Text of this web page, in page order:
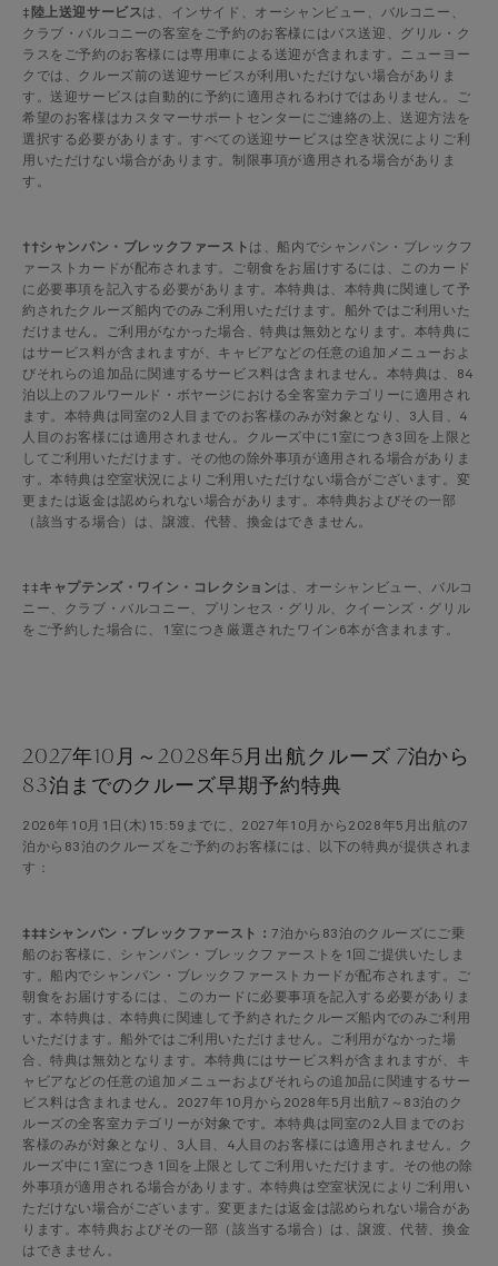
‡ 陸上送迎サービスは、インサイド、オーシャンビュー、バルコニー、
クラブ・バルコニーの客室をご予約のお客様にはバス送迎、グリル・ク
ラスをご予約のお客様には専用車による送迎が含まれます。ニューヨー
クでは、クルーズ前の送迎サービスが利用いただけない場合がありま
す。送迎サービスは自動的に予約に適用されるわけではありません。ご
希望のお客様はカスタマーサポートセンターにご連絡の上、送迎方法を
選択する必要があります。すべての送迎サービスは空き状況によりご利
用いただけない場合があります。制限事項が適用される場合がありま
す。
††シャンパン・ブレックファースト は、船内でシャンパン・ブレックフ
ァーストカードが配布されます。ご朝食をお届けするには、このカード
に必要事項を記入する必要があります。本特典は、本特典に関連して予
約されたクルーズ船内でのみご利用いただけます。船外ではご利用いた
だけません。ご利用がなかった場合、特典は無効となります。本特典に
はサービス料が含まれますが、キャビアなどの任意の追加メニューおよ
びそれらの追加品に関連するサービス料は含まれません。本特典は、84
泊以上のフルワールド・ボヤージにおける全客室カテゴリーに適用され
ます。本特典は同室の2人目までのお客様のみが対象となり、3人目、4
人目のお客様には適用されません。クルーズ中に1室につき3回を上限と
してご利用いただけます。その他の除外事項が適用される場合がありま
す。本特典は空室状況によりご利用いただけない場合がございます。変
更または返金は認められない場合があります。本特典およびその一部
（該当する場合）は、譲渡、代替、換金はできません。
‡‡キャプテンズ・ワイン・コレクションは、オーシャンビュー、バルコ
ニー、クラブ・バルコニー、プリンセス・グリル、クイーンズ・グリル
をご予約した場合に、1室につき厳選されたワイン6本が含まれます。
2027年10月～2028年5月出航クルーズ 7泊から
83泊までのクルーズ早期予約特典
2026年10月1日(木)15:59までに、2027年10月から2028年5月出航の7
泊から83泊のクルーズをご予約のお客様には、以下の特典が提供されま
す：
‡‡‡シャンパン・ブレックファースト： 7泊から83泊のクルーズにご乗
船のお客様に、シャンパン・ブレックファーストを1回ご提供いたしま
す。船内でシャンパン・ブレックファーストカードが配布されます。ご
朝食をお届けするには、このカードに必要事項を記入する必要がありま
す。本特典は、本特典に関連して予約されたクルーズ船内でのみご利用
いただけます。船外ではご利用いただけません。ご利用がなかった場
合、特典は無効となります。本特典にはサービス料が含まれますが、キ
ャビアなどの任意の追加メニューおよびそれらの追加品に関連するサー
ビス料は含まれません。2027年10月から2028年5月出航7～83泊のク
ルーズの全客室カテゴリーが対象です。本特典は同室の2人目までのお
客様のみが対象となり、3人目、4人目のお客様には適用されません。ク
ルーズ中に1室につき1回を上限としてご利用いただけます。その他の除
外事項が適用される場合があります。本特典は空室状況によりご利用い
ただけない場合がございます。変更または返金は認められない場合があ
ります。本特典およびその一部（該当する場合）は、譲渡、代替、換金
はできません。